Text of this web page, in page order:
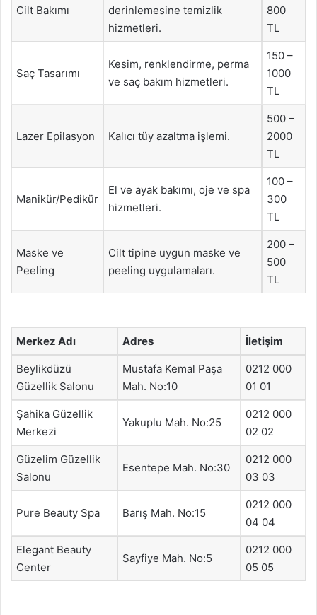
Cilt Bakımı
derinlemesine temizlik
hizmetleri.
800
TL
Saç Tasarımı
Kesim, renklendirme, perma
ve saç bakım hizmetleri.
150 –
1000
TL
Lazer Epilasyon Kalıcı tüy azaltma işlemi.
500 –
2000
TL
Manikür/Pedikür
El ve ayak bakımı, oje ve spa
hizmetleri.
100 –
300
TL
Maske ve
Peeling
Cilt tipine uygun maske ve
peeling uygulamaları.
200 –
500
TL
Merkez Adı Adres İletişim
Beylikdüzü
Güzellik Salonu
Mustafa Kemal Paşa
Mah. No:10
0212 000
01 01
Şahika Güzellik
Merkezi
Yakuplu Mah. No:25
0212 000
02 02
Güzelim Güzellik
Salonu
Esentepe Mah. No:30
0212 000
03 03
Pure Beauty Spa Barış Mah. No:15
0212 000
04 04
Elegant Beauty
Center
Sayfiye Mah. No:5
0212 000
05 05